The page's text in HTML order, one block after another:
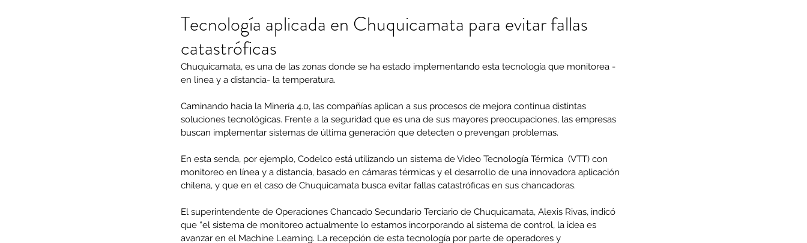
Tecnología aplicada en Chuquicamata para evitar fallas
catastróficas
Chuquicamata, es una de las zonas donde se ha estado implementando esta tecnología que monitorea -
en línea y a distancia- la temperatura.
Caminando hacia la Minería 4.0, las compañías aplican a sus procesos de mejora continua distintas
soluciones tecnológicas. Frente a la seguridad que es una de sus mayores preocupaciones, las empresas
buscan implementar sistemas de última generación que detecten o prevengan problemas.
En esta senda, por ejemplo, Codelco está utilizando un sistema de Video Tecnología Térmica  (VTT) con
monitoreo en línea y a distancia, basado en cámaras térmicas y el desarrollo de una innovadora aplicación
chilena, y que en el caso de Chuquicamata busca evitar fallas catastróficas en sus chancadoras.
El superintendente de Operaciones Chancado Secundario Terciario de Chuquicamata, Alexis Rivas, indicó
que “el sistema de monitoreo actualmente lo estamos incorporando al sistema de control, la idea es
avanzar en el Machine Learning. La recepción de esta tecnología por parte de operadores y